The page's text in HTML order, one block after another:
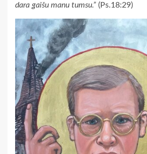
dara gaišu manu tumsu.” (Ps.18:29)